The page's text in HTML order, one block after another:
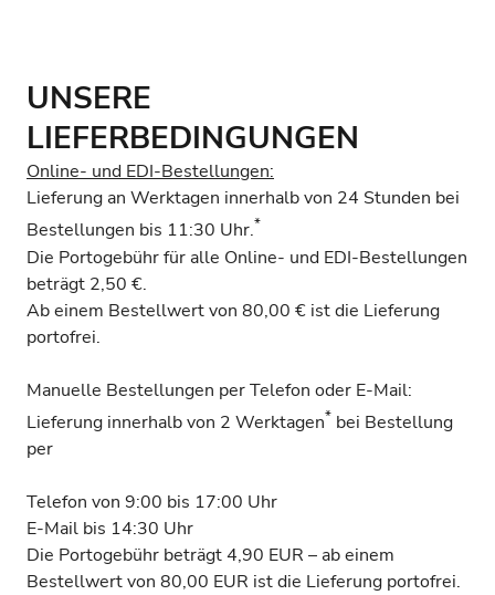
UNSERE
LIEFERBEDINGUNGEN
Online- und EDI-Bestellungen:
Lieferung an Werktagen innerhalb von 24 Stunden bei
Bestellungen bis 11:30 Uhr.*
Die Portogebühr für alle Online- und EDI-Bestellungen
beträgt 2,50 €.
Ab einem Bestellwert von 80,00 € ist die Lieferung
portofrei.
Manuelle Bestellungen per Telefon oder E-Mail:
Lieferung innerhalb von 2 Werktagen* bei Bestellung
per
Telefon von 9:00 bis 17:00 Uhr
E-Mail bis 14:30 Uhr
Die Portogebühr beträgt 4,90 EUR – ab einem
Bestellwert von 80,00 EUR ist die Lieferung portofrei.